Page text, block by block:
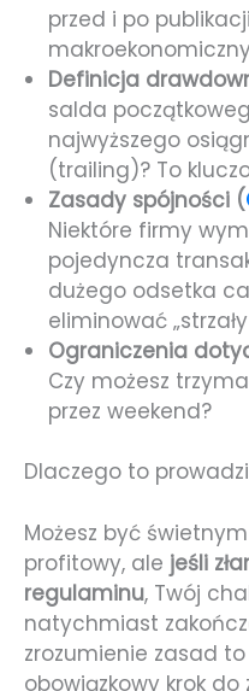
przed i po
Definicja
salda
najwyższego
(trailing)? To
Zasady spójności (
Niektóre firmy
pojedyncza
dużego odsetka
eliminować
Ograniczenia
Czy możesz
przez weekend?
Dlaczego to
Możesz być
profitowy, ale jeśli
regulaminu, Twój
natychmiast
zrozumienie zasad to
obowiązkowy krok